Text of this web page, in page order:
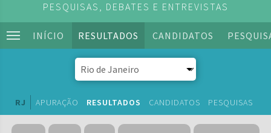
PESQUISAS, DEBATES E ENTREVISTAS
INÍCIO RESULTADOS CANDIDATOS
RJ APURAÇÃO RESULTADOS CANDIDATOS PESQUISAS